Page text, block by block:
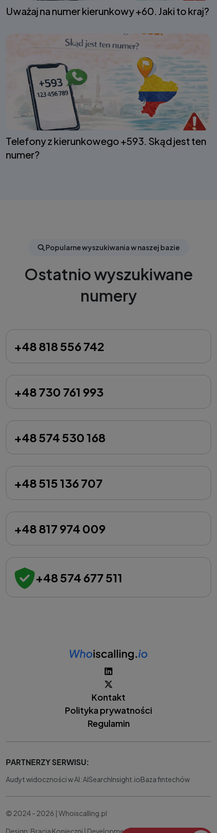
Uważaj na numer kierunkowy +60. Jaki to kraj?
Telefony z kierunkowego +593. Skąd jest ten
numer?
Popularne wyszukiwania w naszej bazie
Ostatnio wyszukiwane
numery
+48 818 556 742
+48 730 761 993
+48 574 530 168
+48 515 136 707
+48 817 974 009
+48 574 677 511
Kontakt
Polityka prywatności
Regulamin
PARTNERZY SERWISU:
Audyt widoczności w AI: AISearchInsight.ioBaza fintechów
© 2024 - 2026 | Whoiscalling.pl
Design: Bracia Konieczni | Development: